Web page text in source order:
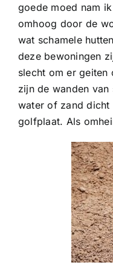
goede moed nam
omhoog door de
wat schamele
deze bewoningen
slecht om er geiten
zijn de wanden
water of zand dicht
golfplaat. Als